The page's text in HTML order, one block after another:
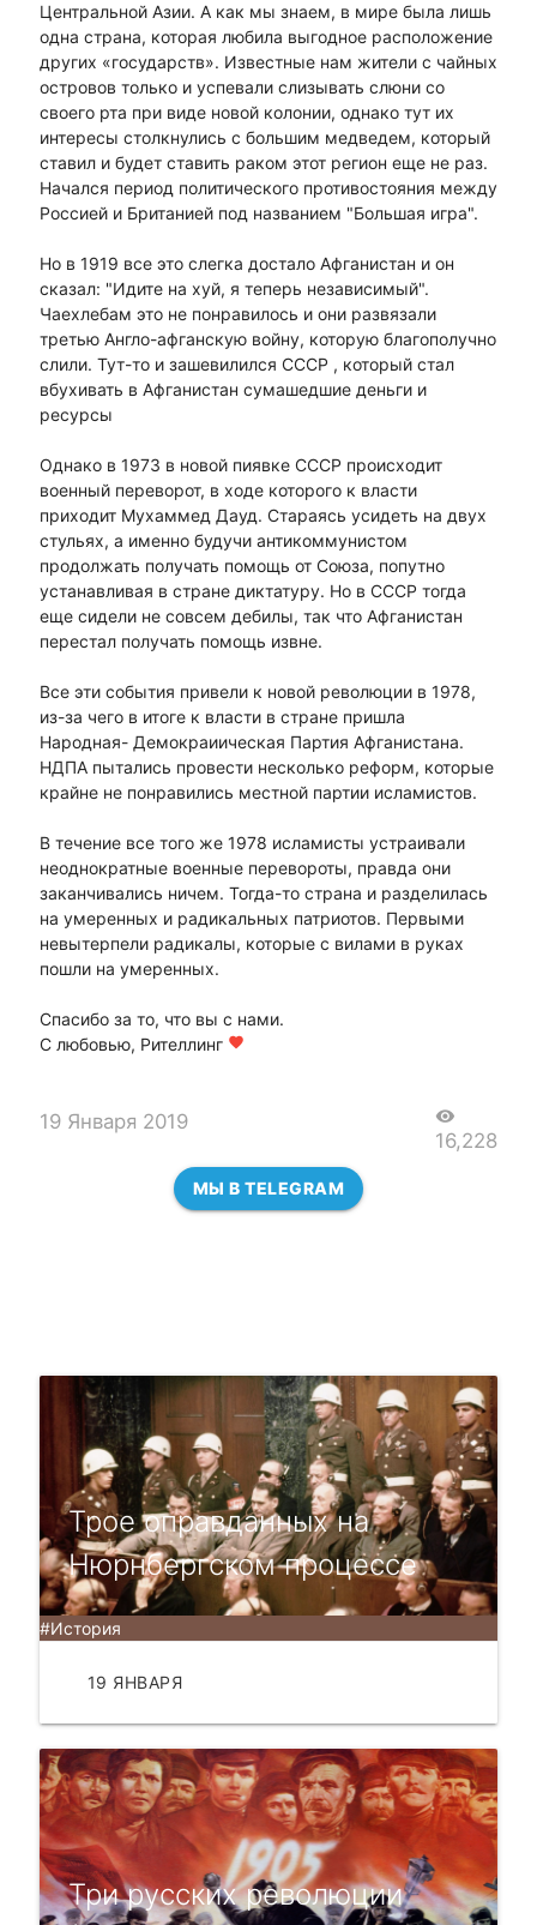
Центральной Азии. А как мы знаем, в мире была лишь
одна страна, которая любила выгодное расположение
других «государств». Известные нам жители с чайных
островов только и успевали слизывать слюни со
своего рта при виде новой колонии, однако тут их
интересы столкнулись с большим медведем, который
ставил и будет ставить раком этот регион еще не раз.
Начался период политического противостояния между
Россией и Британией под названием "Большая игра".
Но в 1919 все это слегка достало Афганистан и он
сказал: "Идите на хуй, я теперь независимый".
Чаехлебам это не понравилось и они развязали
третью Англо-афганскую войну, которую благополучно
слили. Тут-то и зашевилился СССР , который стал
вбухивать в Афганистан сумашедшие деньги и
ресурсы
Однако в 1973 в новой пиявке СССР происходит
военный переворот, в ходе которого к власти
приходит Мухаммед Дауд. Стараясь усидеть на двух
стульях, а именно будучи антикоммунистом
продолжать получать помощь от Союза, попутно
устанавливая в стране диктатуру. Но в СССР тогда
еще сидели не совсем дебилы, так что Афганистан
перестал получать помощь извне.
Все эти события привели к новой революции в 1978,
из-за чего в итоге к власти в стране пришла
Народная- Демокраиическая Партия Афганистана.
НДПА пытались провести несколько реформ, которые
крайне не понравились местной партии исламистов.
В течение все того же 1978 исламисты устраивали
неоднократные военные перевороты, правда они
заканчивались ничем. Тогда-то страна и разделилась
на умеренных и радикальных патриотов. Первыми
невытерпели радикалы, которые с вилами в руках
пошли на умеренных.
Спасибо за то, что вы с нами.
С любовью, Рителлинг favorite
19 Января 2019 visibility
16,228
МЫ В TELEGRAM
Трое оправданных на
Нюрнбергском процессе
#История
19 ЯНВАРЯ
Три русских революции